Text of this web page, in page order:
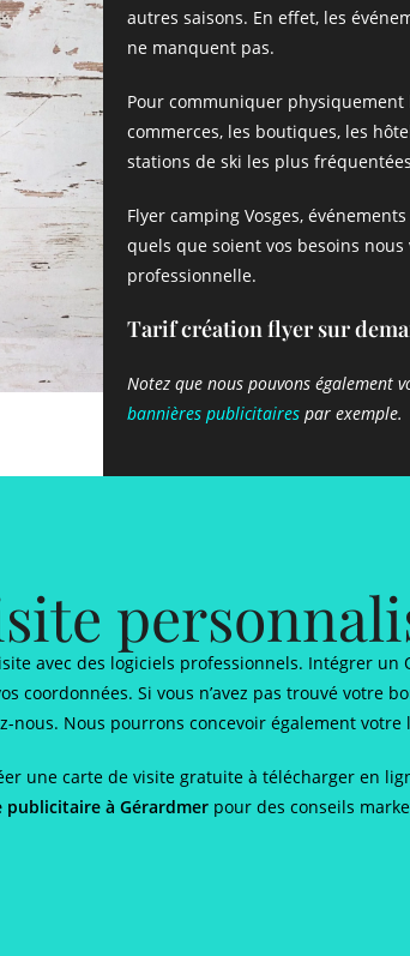
autres saisons. En effet, les
ne manquent pas.
Pour communiquer
commerces, les boutiques, les
stations de ski les plus
Flyer camping Vosges,
quels que soient vos besoins
professionnelle.
Tarif création flyer sur
Notez que nous pouvons également
bannières publicitaires par exemple.
avec des logiciels professionnels. Intégrer un
Si vous n’avez pas trouvé votre
Nous pourrons concevoir également votre
une carte de visite gratuite à télécharger en
publicitaire à Gérardmerpour des conseils